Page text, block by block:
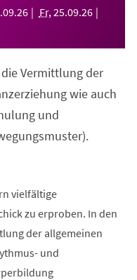
.09.26 Fr, 25.09.26
Vermittlung der
wie auch
und
vielfältige
zu erproben. In den
der allgemeinen
und